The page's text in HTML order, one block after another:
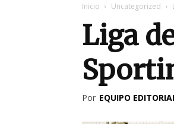
Inicio Uncategorized
Liga
Por EQUIPO